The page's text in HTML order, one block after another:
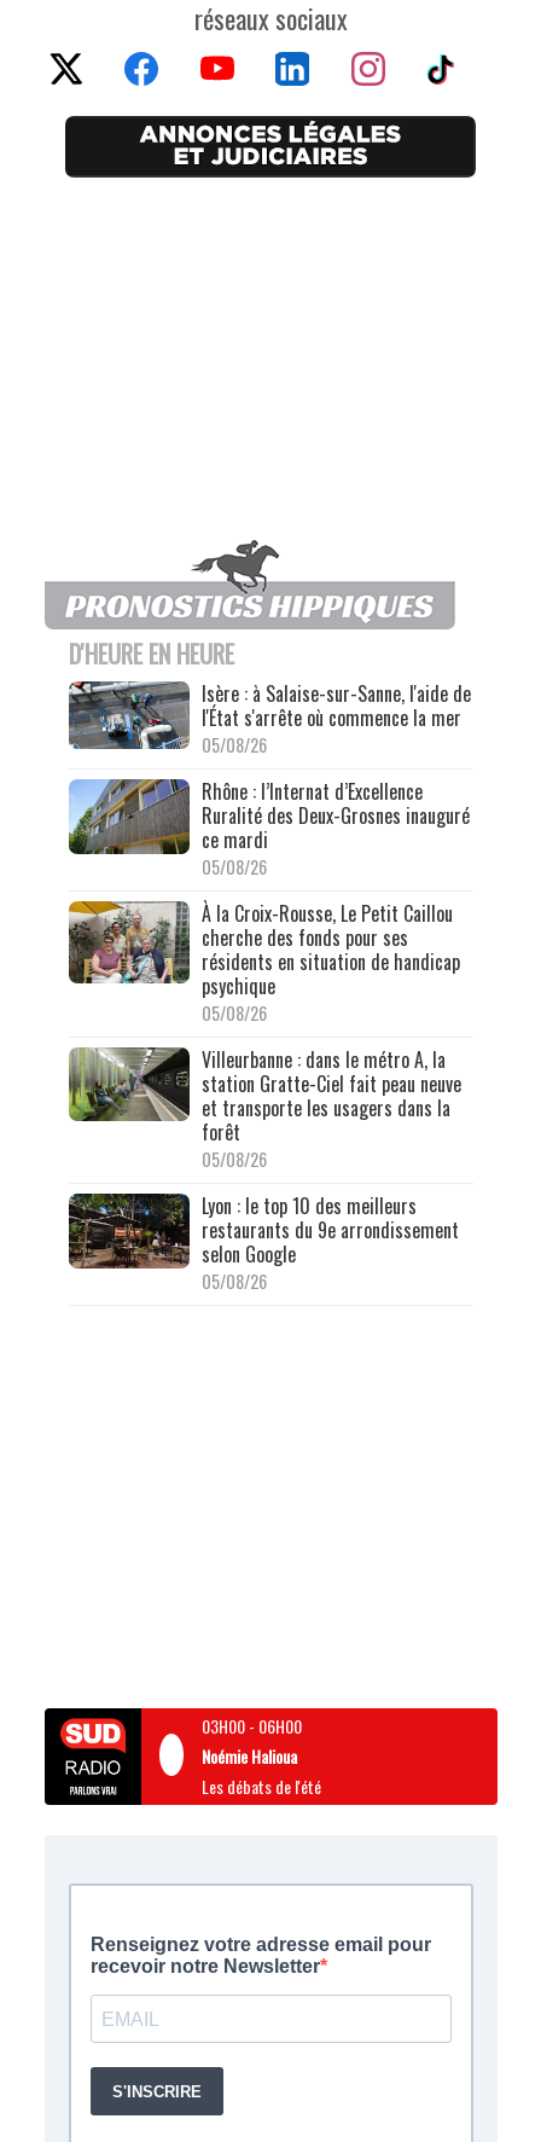
réseaux sociaux
D'HEURE EN HEURE
Isère : à Salaise-sur-Sanne, l'aide de
l'État s'arrête où commence la mer
05/08/26
Rhône : l’Internat d’Excellence
Ruralité des Deux-Grosnes inauguré
ce mardi
05/08/26
À la Croix-Rousse, Le Petit Caillou
cherche des fonds pour ses
résidents en situation de handicap
psychique
05/08/26
Villeurbanne : dans le métro A, la
station Gratte-Ciel fait peau neuve
et transporte les usagers dans la
forêt
05/08/26
Lyon : le top 10 des meilleurs
restaurants du 9e arrondissement
selon Google
05/08/26
03H00- 06H00
Noémie Halioua
Les débats de l'été